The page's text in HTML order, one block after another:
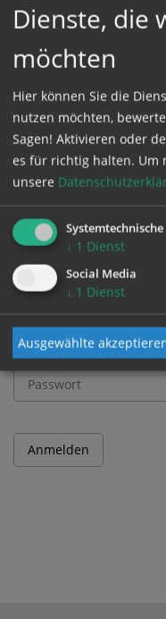
Diese Meldung ist
loggen Sie sich ein,
Produkt
GESCHÜTZTER
Bitte melden Sie
und Passwort an.
Benutzername
Passwort
Dienste, die
möchten
Hier können Sie die
nutzen möchten,
Sagen! Aktivieren oder
es für richtig halten. Um
unsere
↓ 1 Dienst
Social Media
↓ 1 Dienst
Ausgewählte